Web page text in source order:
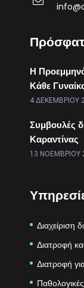
Η
Κάθε
4 ΔΕΚΕΜΒΡΊΟΥ
Συμβουλές
Καραντίνας
13 ΝΟΕΜΒΡΊΟΥ
Διαχείριση
Διατροφή
Διατροφή